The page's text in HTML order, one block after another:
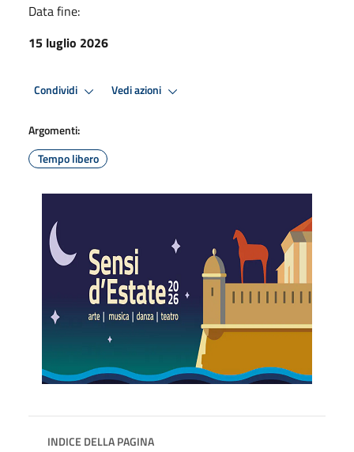
Data fine:
15 luglio 2026
Condividi Vedi azioni
Argomenti:
Tempo libero
INDICE DELLA PAGINA